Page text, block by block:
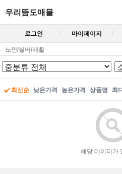
우리뜸도매몰
로그인 마이페이지
노인/실버/재활
최신순 낮은가격 높은가격 상품명 최
해당 데이터가